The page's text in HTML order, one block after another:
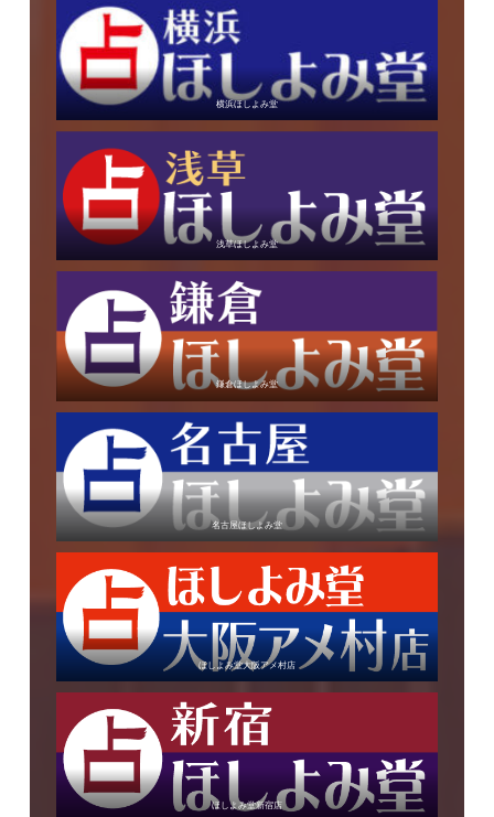
横浜ほしよみ堂
浅草ほしよみ堂
鎌倉ほしよみ堂
名古屋ほしよみ堂
ほしよみ堂大阪アメ村店
ほしよみ堂新宿店